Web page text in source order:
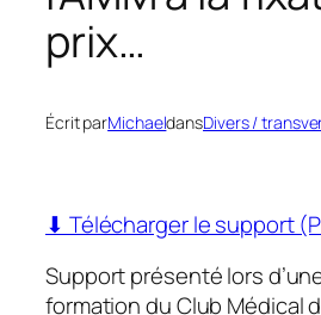
prix…
Écrit parMichaeldansDivers /
⬇ Télécharger le support
Support présenté lors
formation du Club Médical